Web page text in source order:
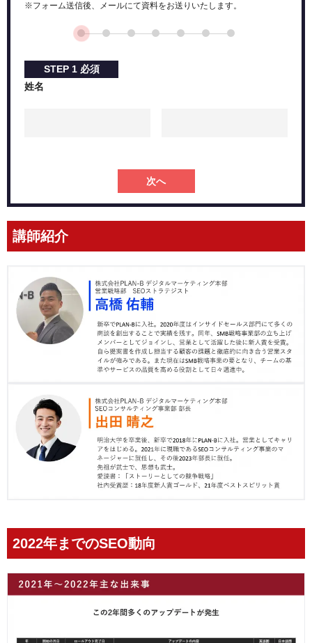
※フォーム送信後、メールにて資料をお送りいたします。
STEP 1 必須
姓名
次へ
講師紹介
2022年までのSEO動向